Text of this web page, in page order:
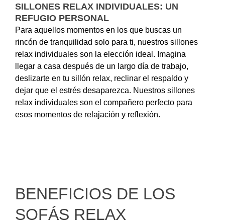
SILLONES RELAX INDIVIDUALES: UN
REFUGIO PERSONAL
Para aquellos momentos en los que buscas un
rincón de tranquilidad solo para ti, nuestros sillones
relax individuales son la elección ideal. Imagina
llegar a casa después de un largo día de trabajo,
deslizarte en tu sillón relax, reclinar el respaldo y
dejar que el estrés desaparezca. Nuestros sillones
relax individuales son el compañero perfecto para
esos momentos de relajación y reflexión.
BENEFICIOS DE LOS
SOFÁS RELAX